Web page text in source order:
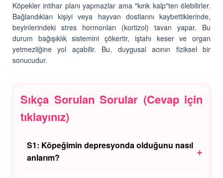
Köpekler intihar planı yapmazlar ama "kırık kalp"ten ölebilirler.
Bağlandıkları kişiyi veya hayvan dostlarını kaybettiklerinde,
beyinlerindeki stres hormonları (kortizol) tavan yapar. Bu
durum bağışıklık sistemini çökertir, iştahı keser ve organ
yetmezliğine yol açabilir. Bu, duygusal acının fiziksel bir
sonucudur.
Sıkça Sorulan Sorular (Cevap için
tıklayınız)
S1: Köpeğimin depresyonda olduğunu nasıl
anlarım?
+